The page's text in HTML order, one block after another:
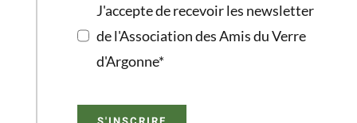
J'accepte de recevoir les newsletter
de l'Association des Amis du Verre
d'Argonne*